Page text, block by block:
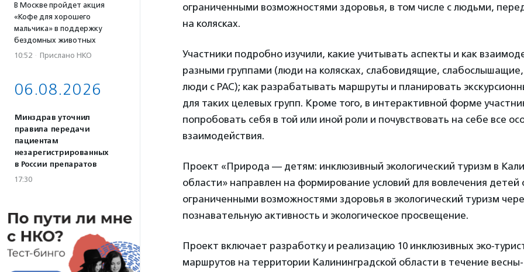
В Москве пройдет акция
«Кофе для хорошего
мальчика» в поддержку
бездомных животных
10:52 · Прислано НКО
06.08.2026
Минздрав уточнил
правила передачи
пациентам
незарегистрированных
в России препаратов
17:30
ограниченными возможностями здоровья, в том числе с людьми,
на колясках.
Участники подробно изучили, какие учитывать аспекты и как
разными группами (люди на колясках, слабовидящие,
люди с РАС); как разрабатывать маршруты и планировать
для таких целевых групп. Кроме того, в интерактивной форме
попробовать себя в той или иной роли и почувствовать на себе все
взаимодействия.
Проект «Природа — детям: инклюзивный экологический туризм в
области» направлен на формирование условий для вовлечения детей
ограниченными возможностями здоровья в экологический туризм
познавательную активность и экологическое просвещение.
Проект включает разработку и реализацию 10 инклюзивных эко-
маршрутов на территории Калининградской области в течение